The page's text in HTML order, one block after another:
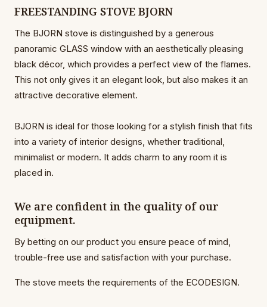
FREESTANDING STOVE BJORN
The BJORN stove is distinguished by a generous
panoramic GLASS window with an aesthetically pleasing
black décor, which provides a perfect view of the flames.
This not only gives it an elegant look, but also makes it an
attractive decorative element.
BJORN is ideal for those looking for a stylish finish that fits
into a variety of interior designs, whether traditional,
minimalist or modern. It adds charm to any room it is
placed in.
We are confident in the quality of our
equipment.
By betting on our product you ensure peace of mind,
trouble-free use and satisfaction with your purchase.
The stove meets the requirements of the ECODESIGN.